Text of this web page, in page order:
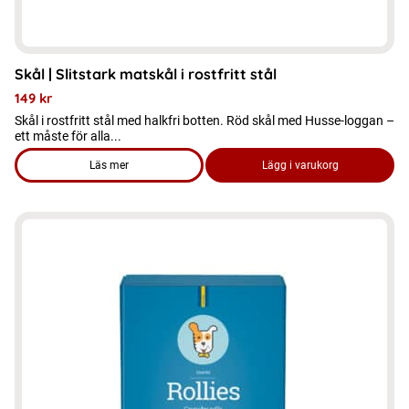
Skål | Slitstark matskål i rostfritt stål
149 kr
Skål i rostfritt stål med halkfri botten. Röd skål med Husse-loggan –
ett måste för alla...
Läs mer
om produkten Skål | Slitstark matskål i rostfritt stål
Lägg i varukorg